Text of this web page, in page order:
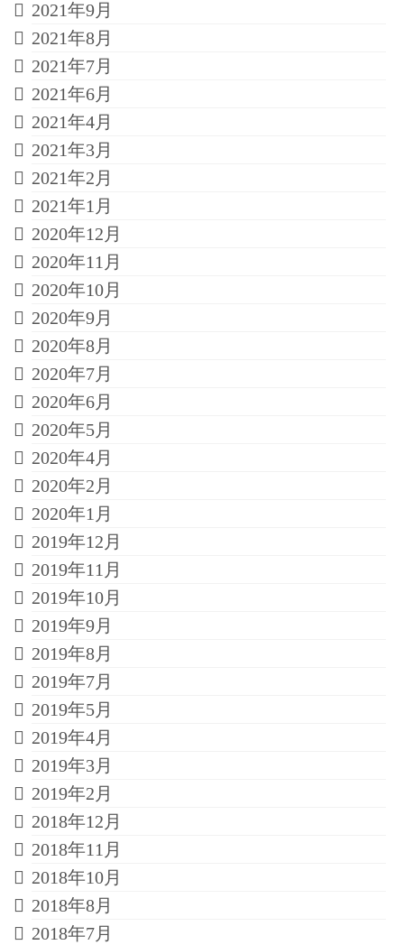
2021年9月
2021年8月
2021年7月
2021年6月
2021年4月
2021年3月
2021年2月
2021年1月
2020年12月
2020年11月
2020年10月
2020年9月
2020年8月
2020年7月
2020年6月
2020年5月
2020年4月
2020年2月
2020年1月
2019年12月
2019年11月
2019年10月
2019年9月
2019年8月
2019年7月
2019年5月
2019年4月
2019年3月
2019年2月
2018年12月
2018年11月
2018年10月
2018年8月
2018年7月